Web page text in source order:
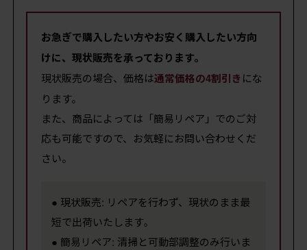
お急ぎで購入したい方やお安く購入したい方向
けに、現状販売を承っております。
現状販売の場合、価格は通常価格の4割引き にな
ります。
また、商品によっては「簡易リペア」でのご対
応も可能ですので、お気軽にお問い合わせくだ
さい。
● 現状販売: リペアを行わず、現状のまま最
短で出荷いたします。
● 簡易リペア: 清掃と可動部調整のみ行いま